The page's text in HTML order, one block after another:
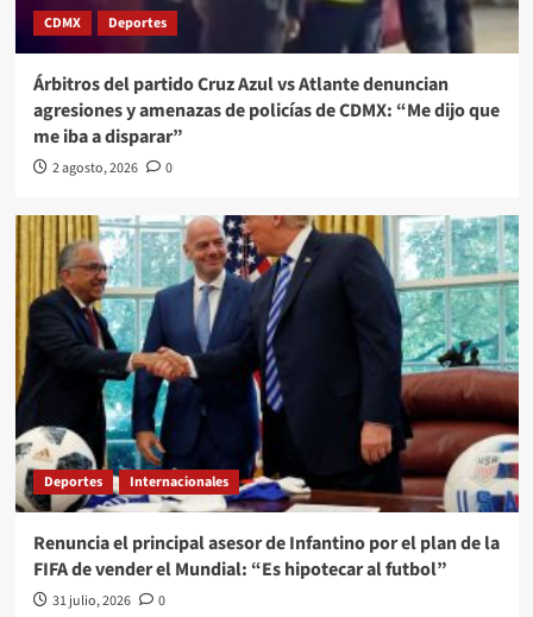
CDMX Deportes
Árbitros del partido Cruz Azul vs Atlante denuncian
agresiones y amenazas de policías de CDMX: “Me dijo que
me iba a disparar”
2 agosto, 2026 0
Deportes Internacionales
Renuncia el principal asesor de Infantino por el plan de la
FIFA de vender el Mundial: “Es hipotecar al futbol”
31 julio, 2026 0